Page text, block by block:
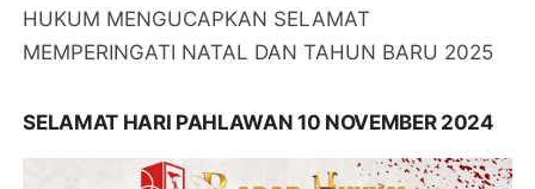
HUKUM MENGUCAPKAN SELAMAT
MEMPERINGATI NATAL DAN TAHUN BARU 2025
SELAMAT HARI PAHLAWAN 10 NOVEMBER 2024